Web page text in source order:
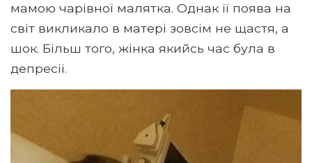
мамою чарівної малятка. Однак її поява на
світ викликало в матері зовсім не щастя, а
шок. Більш того, жінка якийсь час була в
депресії.